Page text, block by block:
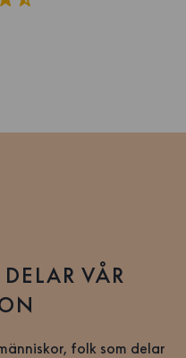
VÅR
folk som delar